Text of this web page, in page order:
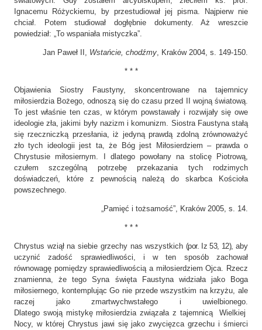
Ignacemu Różyckiemu, by przestudiował jej pisma. Najpierw nie
chciał. Potem studiował dogłębnie dokumenty. Aż wreszcie
powiedział: „To wspaniała mistyczka”.
Jan Paweł II, Wstańcie, chodźmy, Kraków 2004, s. 149-150.
* * *
Objawienia Siostry Faustyny, skoncentrowane na tajemnicy
miłosierdzia Bożego, odnoszą się do czasu przed II wojną światową.
To jest właśnie ten czas, w którym powstawały i rozwijały się owe
ideologie zła, jakimi były nazizm i komunizm. Siostra Faustyna stałą
się rzeczniczką przesłania, iż jedyną prawdą zdolną zrównoważyć
zło tych ideologii jest ta, że Bóg jest Miłosierdziem – prawda o
Chrystusie miłosiernym. I dlatego powołany na stolicę Piotrową,
czułem szczególną potrzebę przekazania tych rodzimych
doświadczeń, które z pewnością należą do skarbca Kościoła
powszechnego.
„Pamięć i tożsamość”, Kraków 2005, s. 14.
* * *
Chrystus wziął na siebie grzechy nas wszystkich (por. Iz 53, 12), aby
uczynić zadość sprawiedliwości, i w ten sposób zachował
równowagę pomiędzy sprawiedliwością a miłosierdziem Ojca. Rzecz
znamienna, że tego Syna święta Faustyna widziała jako Boga
miłosiernego, kontemplując Go nie przede wszystkim na krzyżu, ale
raczej jako zmartwychwstałego i uwielbionego.
Dlatego swoją mistykę miłosierdzia związała z tajemnicą Wielkiej
Nocy, w której Chrystus jawi się jako zwycięzca grzechu i śmierci